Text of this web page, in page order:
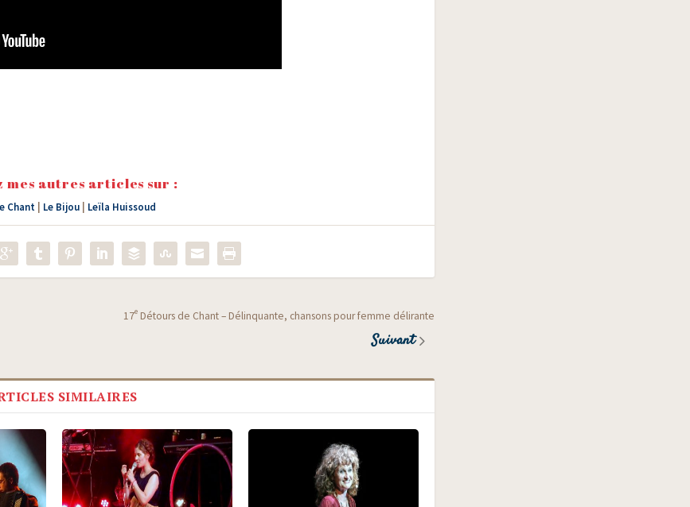
mes autres articles sur :
Chant| Le Bijou| Leïla Huissoud
17eDétours de Chant – Délinquante, chansons pour femme délirante
Suivant
SIMILAIRES